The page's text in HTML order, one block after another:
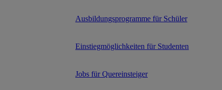
Ausbildungsprogramme für Schüler
Einstiegmöglichkeiten für Studenten
Jobs für Quereinsteiger